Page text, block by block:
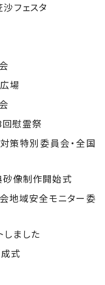
フェスタ
場
慰霊祭
特別委員会・全国
像制作開始式
地域安全モニター委
ました
式